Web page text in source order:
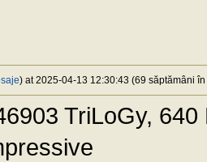
) at 2025-04-13 12:30:43 (69 săptămâni în
TriLoGy,